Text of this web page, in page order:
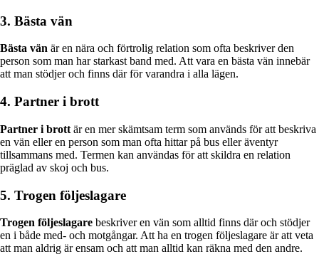
3. Bästa vän
Bästa vän är en nära och förtrolig relation som ofta beskriver den
person som man har starkast band med. Att vara en bästa vän innebär
att man stödjer och finns där för varandra i alla lägen.
4. Partner i brott
Partner i brott är en mer skämtsam term som används för att beskriva
en vän eller en person som man ofta hittar på bus eller äventyr
tillsammans med. Termen kan användas för att skildra en relation
präglad av skoj och bus.
5. Trogen följeslagare
Trogen följeslagare beskriver en vän som alltid finns där och stödjer
en i både med- och motgångar. Att ha en trogen följeslagare är att veta
att man aldrig är ensam och att man alltid kan räkna med den andre.